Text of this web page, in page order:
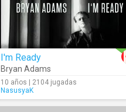
I'm Ready
Bryan Adams
10 años | 2104 jugadas
NasusyaK